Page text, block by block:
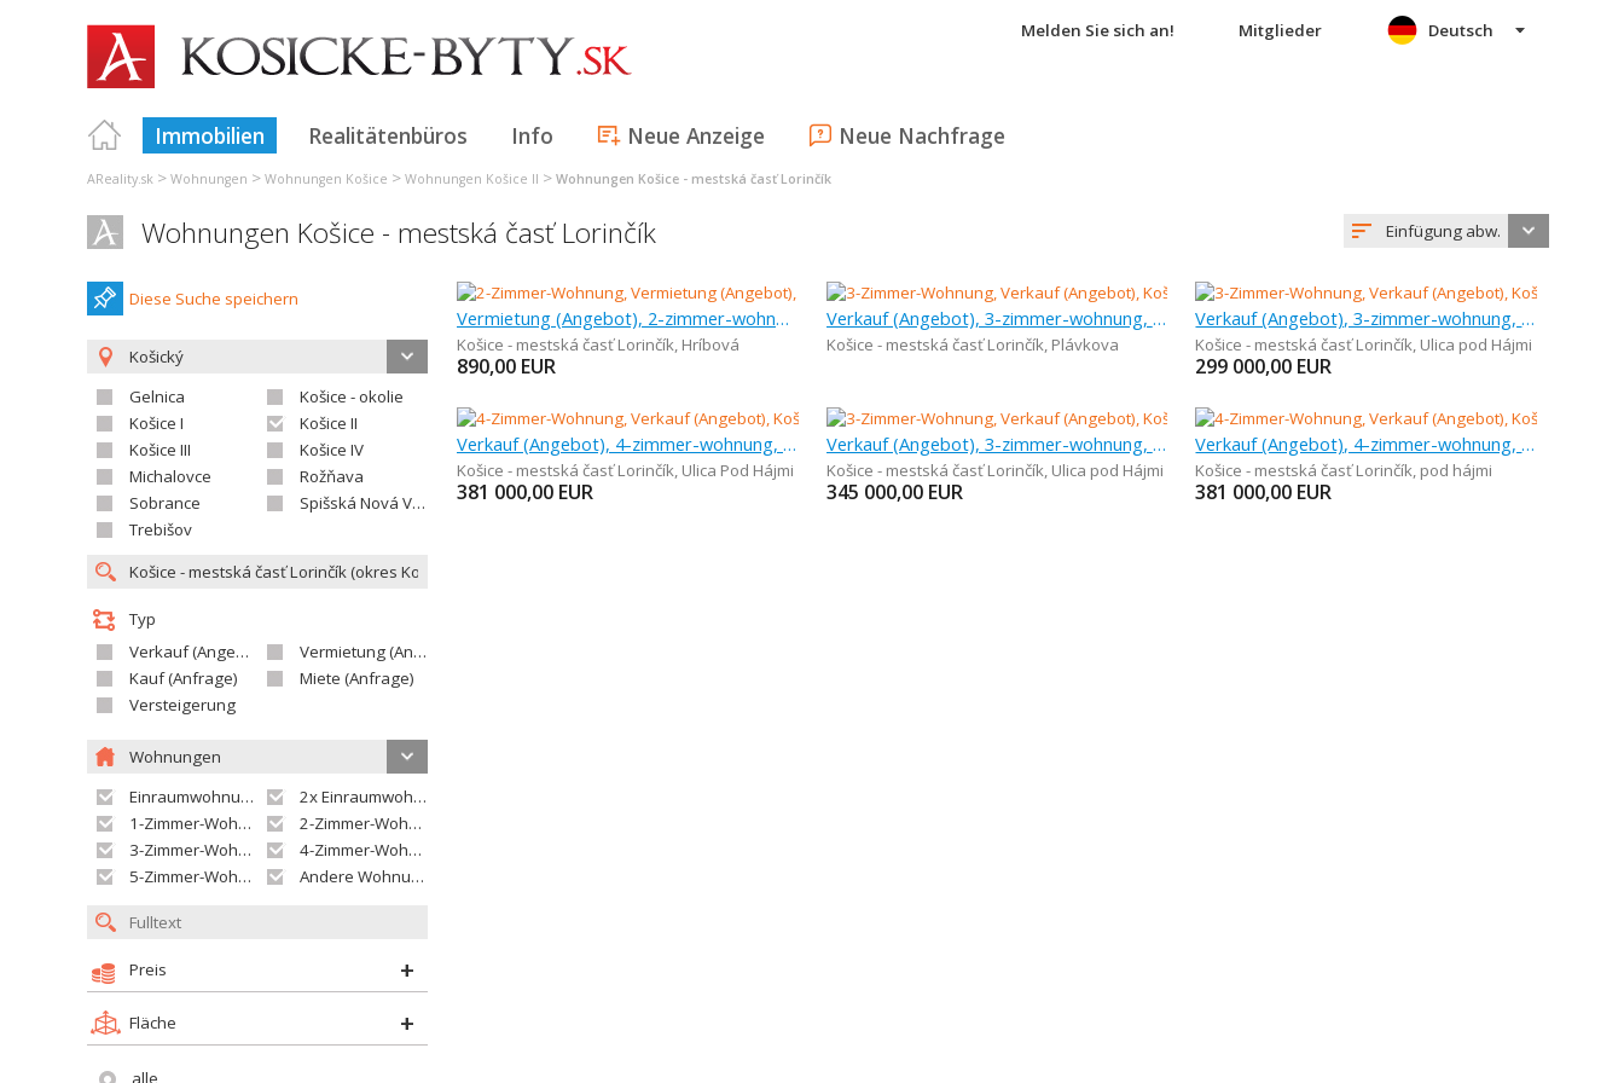
Melden Sie sich an! Mitglieder
Immobilien Realitätenbüros Info Neue Anzeige Neue Nachfrage
Deutsch
AReality.sk > Wohnungen > Wohnungen Košice > Wohnungen Košice II > Wohnungen Košice - mestská časť Lorinčík
Wohnungen Košice - mestská časť Lorinčík Einfügung abw.
Diese Suche speichern
Košický
Gelnica
Košice - okolie
Košice I
Košice II
Košice III
Košice IV
Michalovce
Rožňava
Sobrance
Spišská Nová Ves
Trebišov
Typ
Verkauf (Angebot)
Vermietung (Angebot)
Kauf (Anfrage)
Miete (Anfrage)
Versteigerung
Wohnungen
Einraumwohnung
2x Einraumwohnung
1-Zimmer-Wohnung
2-Zimmer-Wohnung
3-Zimmer-Wohnung
4-Zimmer-Wohnung
5-Zimmer-Wohnung und größer
Andere Wohnung
Preis
Fläche
alle
Vermietung (Angebot), 2-zimmer-wohnung, 60 m
Košice - mestská časť Lorinčík, Hríbová
890,00 EUR
Verkauf (Angebot), 3-zimmer-wohnung, 66 m
Košice - mestská časť Lorinčík, Plávkova
Verkauf (Angebot), 3-zimmer-wohnung, 70,35 m
Košice - mestská časť Lorinčík, Ulica pod Hájmi
299 000,00 EUR
Verkauf (Angebot), 4-zimmer-wohnung, 92,46 m
Košice - mestská časť Lorinčík, Ulica Pod Hájmi
381 000,00 EUR
Verkauf (Angebot), 3-zimmer-wohnung, 89,39 m
Košice - mestská časť Lorinčík, Ulica pod Hájmi
345 000,00 EUR
Verkauf (Angebot), 4-zimmer-wohnung, 92,46 m
Košice - mestská časť Lorinčík, pod hájmi
381 000,00 EUR